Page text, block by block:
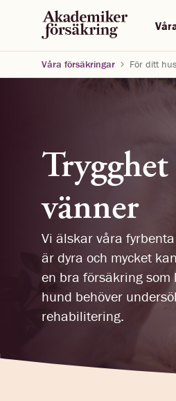
Våra försäkringar För ditt
vänner
Vi älskar våra
är dyra och mycket
en bra försäkring
hund behöver
rehabilitering.